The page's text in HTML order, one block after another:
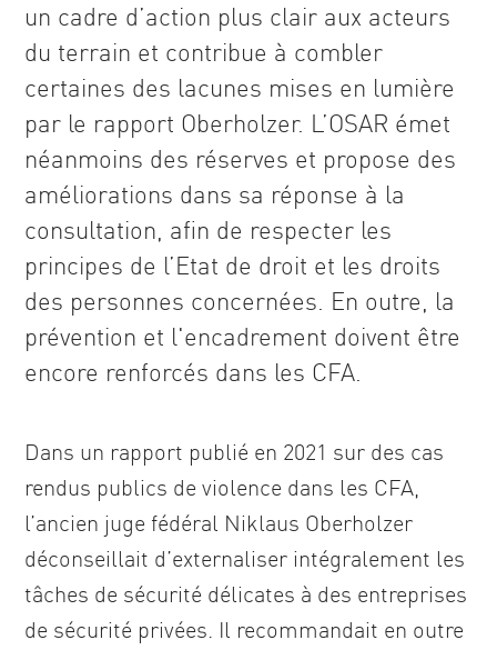
un cadre d’action plus clair aux acteurs
du terrain et contribue à combler
certaines des lacunes mises en lumière
par le rapport Oberholzer. L’OSAR émet
néanmoins des réserves et propose des
améliorations dans sa réponse à la
consultation, afin de respecter les
principes de l’Etat de droit et les droits
des personnes concernées. En outre, la
prévention et l'encadrement doivent être
encore renforcés dans les CFA.
Dans un rapport publié en 2021 sur des cas
rendus publics de violence dans les CFA,
l’ancien juge fédéral Niklaus Oberholzer
déconseillait d’externaliser intégralement les
tâches de sécurité délicates à des entreprises
de sécurité privées. Il recommandait en outre